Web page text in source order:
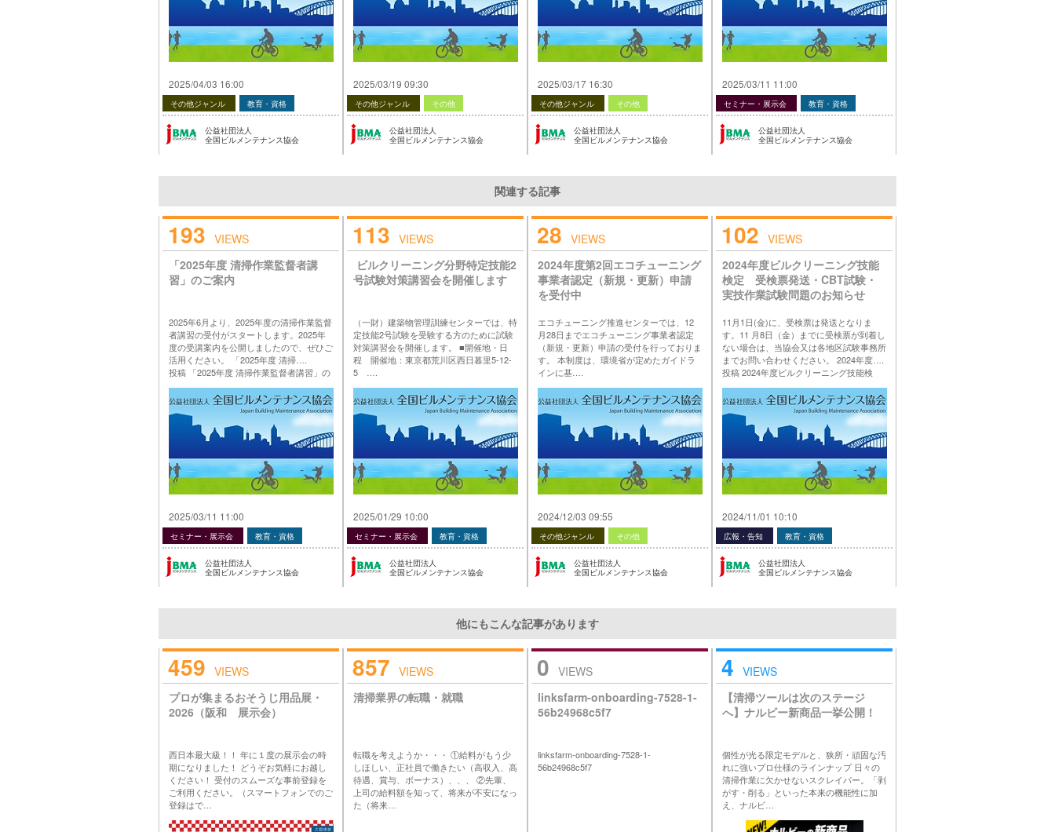
2025/04/03 16:00
その他ジャンル 教育・資格
公益社団法人
全国ビルメンテナンス協会
…
2025/03/19 09:30
その他ジャンル その他
公益社団法人
全国ビルメンテナンス協会
2025/03/17 16:30
その他ジャンル その他
公益社団法人
全国ビルメンテナンス協会
2025/03/11 11:00
セミナー・展示会 教育・資格
公益社団法人
全国ビルメンテナンス協会
関連する記事
193 VIEWS
「2025年度 清掃作業監督者講
習」のご案内
2025年6月より、2025年度の清掃作業監督
者講習の受付がスタートします。2025年
度の受講案内を公開しましたので、ぜひご
活用ください。 「2025年度 清掃….
投稿 「2025年度 清掃作業監督者講習」の
ンス協会 に最初に表示されました。
…
2025/03/11 11:00
セミナー・展示会 教育・資格
公益社団法人
全国ビルメンテナンス協会
113 VIEWS
ビルクリーニング分野特定技能2
号試験対策講習会を開催します
（一財）建築物管理訓練センターでは、特
定技能2号試験を受験する方のために試験
対策講習会を開催します。 ■開催地・日
程 開催地：東京都荒川区西日暮里5-12-
5 ….
試験対策講習会を開催します は 公益社団
法人 全国ビルメンテナンス協会 に最初に
表示されました。
2025/01/29 10:00
セミナー・展示会 教育・資格
公益社団法人
全国ビルメンテナンス協会
28 VIEWS
2024年度第2回エコチューニング
事業者認定（新規・更新）申請
を受付中
エコチューニング推進センターでは、12
月28日までエコチューニング事業者認定
（新規・更新）申請の受付を行っておりま
す。 本制度は、環境省が定めたガイドラ
インに基….
者認定（新規・更新）申請を受付中 は 公
益社団法人 全国ビルメンテナンス協会 に
最初に表示されました。
2024/12/03 09:55
その他ジャンル その他
公益社団法人
全国ビルメンテナンス協会
102 VIEWS
2024年度ビルクリーニング技能
検定 受検票発送・CBT試験・
実技作業試験問題のお知らせ
11月1日(金)に、受検票は発送となりま
す。11 月8日（金）までに受検票が到着し
ない場合は、当協会又は各地区試験事務所
までお問い合わせください。 2024年度….
投稿 2024年度ビルクリーニング技能検
問題のお知らせ は 公益社団法人 全国ビル
メンテナンス協会 に最初に表示されまし
2024/11/01 10:10
広報・告知 教育・資格
公益社団法人
全国ビルメンテナンス協会
他にもこんな記事があります
459 VIEWS
プロが集まるおそうじ用品展・
2026（阪和 展示会）
西日本最大級！！ 年に１度の展示会の時
期になりました！ どうぞお気軽にお越し
ください！ 受付のスムーズな事前登録を
ご利用ください。（スマートフォンでのご
登録はで…
857 VIEWS
清掃業界の転職・就職
転職を考えようか・・・ ①給料がもう少
しほしい、正社員で働きたい（高収入、高
待遇、賞与、ボーナス）、、、 ②先輩、
上司の給料額を知って、将来が不安になっ
た（将来…
0 VIEWS
linksfarm-onboarding-7528-1-
56b24968c5f7
linksfarm-onboarding-7528-1-
56b24968c5f7
4 VIEWS
【清掃ツールは次のステージ
へ】ナルビー新商品一挙公開！
個性が光る限定モデルと、狭所・頑固な汚
れに強いプロ仕様のラインナップ 日々の
清掃作業に欠かせないスクレイパー。「剥
がす・削る」といった本来の機能性に加
え、ナルビ…